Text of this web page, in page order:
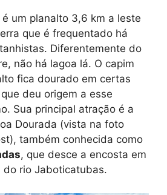
um planalto 3,6 km a leste
que é frequentado há
Diferentemente do
não há lagoa lá. O capim
fica dourado em certas
deu origem a esse
Sua principal atração é a
Dourada (vista na foto
também conhecida como
, que desce a encosta em
do rio Jaboticatubas.